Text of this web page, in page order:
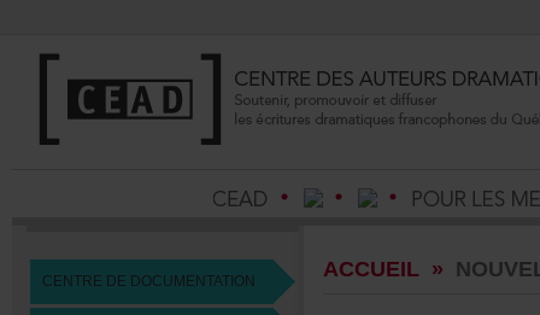
CENTREDEDOCUMENTATION ACCUEIL»